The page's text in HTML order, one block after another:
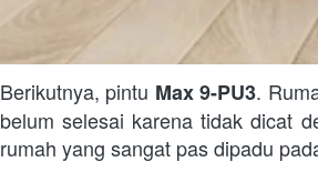
Berikutnya, pintu Max 9-PU3.
belum selesai karena tidak dicat
rumah yang sangat pas dipadu